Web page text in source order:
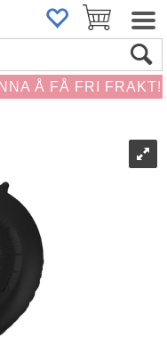
Å FÅ FRI FRAKT!